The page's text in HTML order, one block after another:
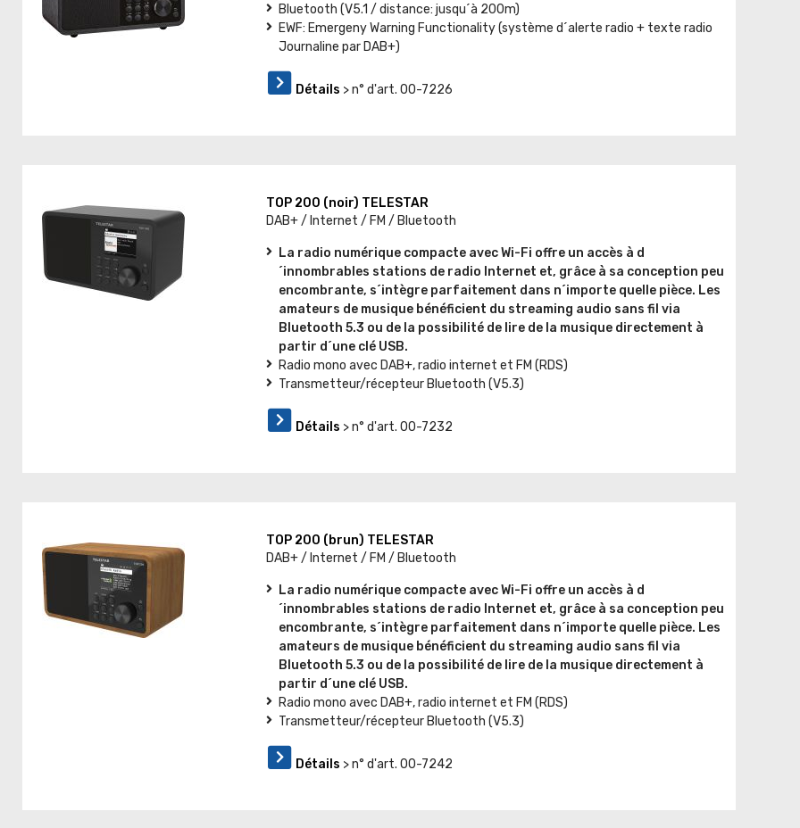
Bluetooth (V5.1 / distance: jusqu´à 200m)
EWF: Emergeny Warning Functionality (système d´alerte radio + texte radio
Journaline par DAB+)
Détails > n° d'art. 00-7226
TOP 200 (noir) TELESTAR
DAB+ / Internet / FM / Bluetooth
La radio numérique compacte avec Wi-Fi offre un accès à d
´innombrables stations de radio Internet et, grâce à sa conception peu
encombrante, s´intègre parfaitement dans n´importe quelle pièce. Les
amateurs de musique bénéficient du streaming audio sans fil via
Bluetooth 5.3 ou de la possibilité de lire de la musique directement à
partir d´une clé USB.
Radio mono avec DAB+, radio internet et FM (RDS)
Transmetteur/récepteur Bluetooth (V5.3)
Détails > n° d'art. 00-7232
TOP 200 (brun) TELESTAR
DAB+ / Internet / FM / Bluetooth
La radio numérique compacte avec Wi-Fi offre un accès à d
´innombrables stations de radio Internet et, grâce à sa conception peu
encombrante, s´intègre parfaitement dans n´importe quelle pièce. Les
amateurs de musique bénéficient du streaming audio sans fil via
Bluetooth 5.3 ou de la possibilité de lire de la musique directement à
partir d´une clé USB.
Radio mono avec DAB+, radio internet et FM (RDS)
Transmetteur/récepteur Bluetooth (V5.3)
Détails > n° d'art. 00-7242